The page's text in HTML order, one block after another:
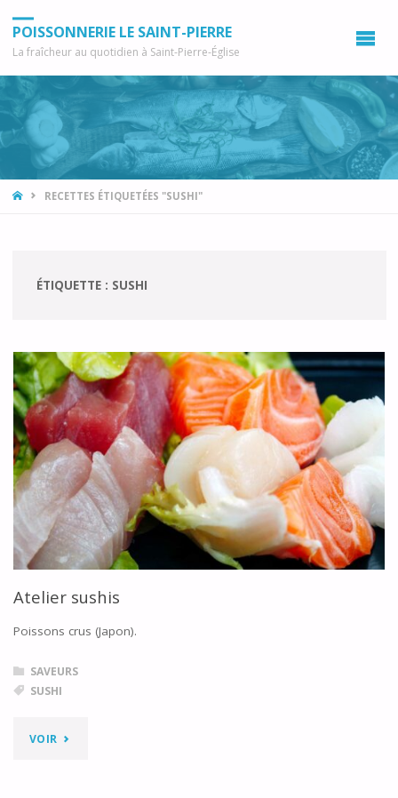
POISSONNERIE LE SAINT-PIERRE
La fraîcheur au quotidien à Saint-Pierre-Église
ACCUEIL
RECETTES ÉTIQUETÉES "SUSHI"
ÉTIQUETTE : SUSHI
Atelier sushis
Poissons crus (Japon).
SAVEURS
SUSHI
VOIR "ATELIER